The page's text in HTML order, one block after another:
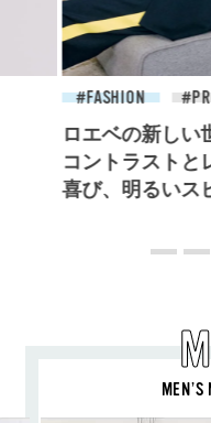
FASHION
ロエベの新しい
コントラストと
喜び、明るいス